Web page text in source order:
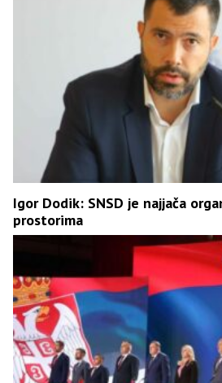
Igor Dodik: SNSD je najjača
prostorima